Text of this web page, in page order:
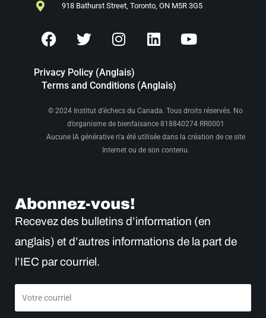
918 Bathurst Street, Toronto, ON M5R 3G5
Privacy Policy (Anglais)
Terms and Conditions (Anglais)
© 2024 Institut d’échecs du Canada. Tous droits réservés. No
d’organisme de bienfaisance 818840274 RR0001
Aucune IA générative n'a été utilisée dans la création de ce site
Internet ou de son contenu.
Abonnez-vous!
Recevez des bulletins d’information (en
anglais) et d’autres informations de la part de
l’IEC par courriel.